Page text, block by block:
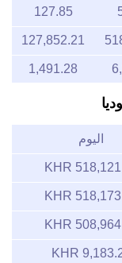
127.85
127,852.21
1,491.28
اليوم
518,121.40
518,173.21
508,964.11
9,183.20